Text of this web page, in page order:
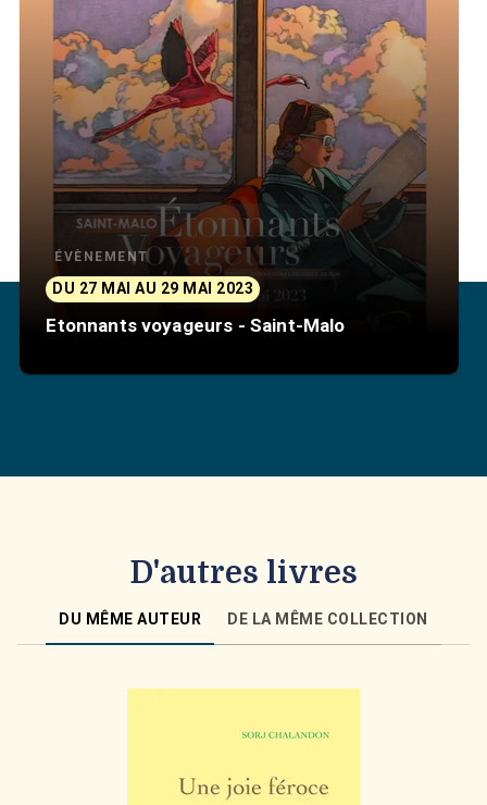
ÉVÈNEMENT
DU 27 MAI AU 29 MAI 2023
Etonnants voyageurs - Saint-Malo
D'autres livres
DU MÊME AUTEUR DE LA MÊME COLLECTION